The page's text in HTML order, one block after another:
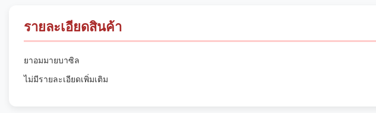
รายละเอียดสินค้า
ยาอมมายบาซิล
ไม่มีรายละเอียดเพิ่มเติม